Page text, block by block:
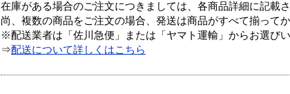
在庫がある場合のご注文につきましては、各商品詳細に記載
尚、複数の商品をご注文の場合、発送は商品がすべて揃って
※配送業者は「佐川急便」または「ヤマト運輸」からお選び
⇒配送について詳しくはこちら